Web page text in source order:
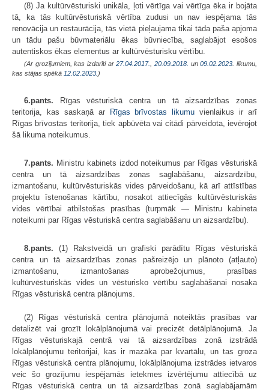
(8) Ja kultūrvēsturiski unikāla, ļoti vērtīga vai vērtīga ēka ir bojāta
tā, ka tās kultūrvēsturiskā vērtība zudusi un nav iespējama tās
renovācija un restaurācija, tās vietā pieļaujama tikai tāda paša apjoma
un tādu pašu būvmateriālu ēkas būvniecība, saglabājot esošos
autentiskos ēkas elementus ar kultūrvēsturisku vērtību.
(Ar grozījumiem, kas izdarīti ar27.04.2017. ,20.09.2018. un09.02.2023 . likumu,
kas stājas spēkā 12.02.2023. )
6.pants. Rīgas vēsturiskā centra un tā aizsardzības zonas
teritorija, kas saskaņā ar
Rīgas brīvostas likumu vienlaikus ir arī
Rīgas brīvostas teritorija, tiek apbūvēta vai citādi pārveidota, ievērojot
šā likuma noteikumus.
7.pants. Ministru kabinets izdod noteikumus par Rīgas vēsturiskā
centra un tā aizsardzības zonas saglabāšanu, aizsardzību,
izmantošanu, kultūrvēsturiskās vides pārveidošanu, kā arī attīstības
projektu īstenošanas kārtību, nosakot attiecīgās kultūrvēsturiskās
vides vērtībai atbilstošas prasības (turpmāk — Ministru kabineta
noteikumi par Rīgas vēsturiskā centra saglabāšanu un aizsardzību).
8.pants. (1) Rakstveidā un grafiski parādītu Rīgas vēsturiskā
centra un tā aizsardzības zonas pašreizējo un plānoto (atļauto)
izmantošanu, izmantošanas aprobežojumus, prasības
kultūrvēsturiskās vides un vēsturisko vērtību saglabāšanai nosaka
Rīgas vēsturiskā centra plānojums.
(2) Rīgas vēsturiskā centra plānojumā noteiktās prasības var
detalizēt vai grozīt lokālplānojumā vai precizēt detālplānojumā. Ja
Rīgas vēsturiskajā centrā vai tā aizsardzības zonā izstrādā
lokālplānojumu teritorijai, kas ir mazāka par kvartālu, un tas groza
Rīgas vēsturiskā centra plānojumu, lokālplānojuma izstrādes ietvaros
veic šo grozījumu iespējamās ietekmes izvērtējumu attiecībā uz
Rīgas vēsturiskā centra un tā aizsardzības zonā saglabājamām